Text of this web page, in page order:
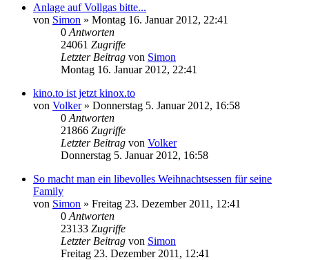
Anlage auf Vollgas bitte...
von Simon » Montag 16. Januar 2012, 22:41
0 Antworten
24061 Zugriffe
Letzter Beitrag von Simon
Montag 16. Januar 2012, 22:41
kino.to ist jetzt kinox.to
von Volker» Donnerstag 5. Januar 2012, 16:58
0 Antworten
21866 Zugriffe
Letzter Beitrag von Volker
Donnerstag 5. Januar 2012, 16:58
So macht man ein libevolles Weihnachtsessen für seine
Family
von Simon » Freitag 23. Dezember 2011, 12:41
0 Antworten
23133 Zugriffe
Letzter Beitrag von Simon
Freitag 23. Dezember 2011, 12:41